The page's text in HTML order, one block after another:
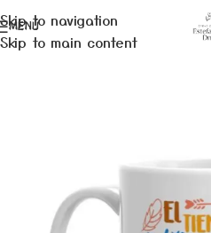
Skip to navigation
Skip to main content
MENÚ